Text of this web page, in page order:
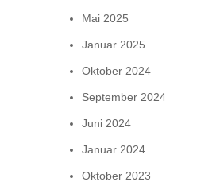
Mai 2025
Januar 2025
Oktober 2024
September 2024
Juni 2024
Januar 2024
Oktober 2023